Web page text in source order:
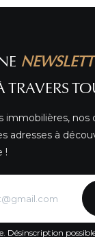
TRAVERS
immobilières, nos
adresses à
!
Désinscription